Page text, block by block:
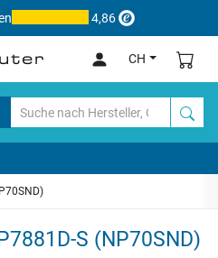
4,86
CH
S (NP70SND)